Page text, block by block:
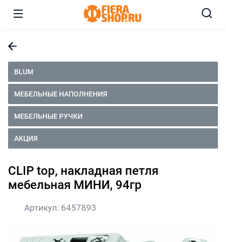
BLUM
МЕБЕЛЬНЫЕ НАПОЛНЕНИЯ
МЕБЕЛЬНЫЕ РУЧКИ
АКЦИЯ
CLIP top, накладная петля
мебельная МИНИ, 94гр
Артикул: 6457893